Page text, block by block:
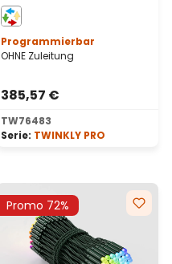
250 LEDs RGB und
warmweiß,
transparentes Kabel
Programmierbar
OHNE Zuleitung
385,57 €
TW76483
Serie: TWINKLY PRO
Promo 72%